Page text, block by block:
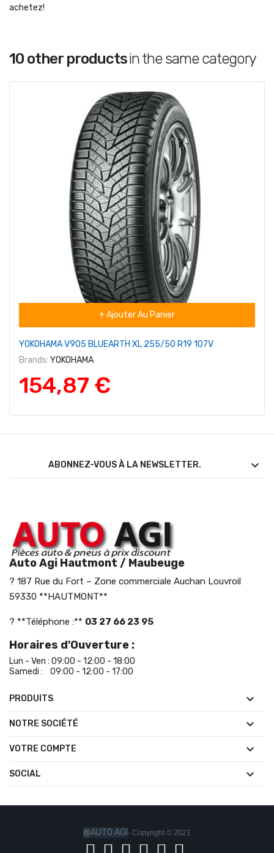
achetez!
10 other productsin the same category
+ Ajouter Au Panier
YOKOHAMA V905 BLUEARTH XL 255/50 R19 107V
Brands: YOKOHAMA
154,87 €
ABONNEZ-VOUS À LA NEWSLETTER. 
Auto Agi Hautmont / Maubeuge
? 187 Rue du Fort – Zone commerciale Auchan Louvroil
59330 **HAUTMONT**
? **Téléphone :** 03 27 66 23 95
Horaires d'Ouverture :
Lun - Ven : 09:00 - 12:00 - 18:00
Samedi : 09:00 - 12:00 - 17:00
PRODUITS 
NOTRE SOCIÉTÉ 
VOTRE COMPTE 
SOCIAL 
@AUTO AGI - Copyright © 2021